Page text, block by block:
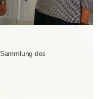
des